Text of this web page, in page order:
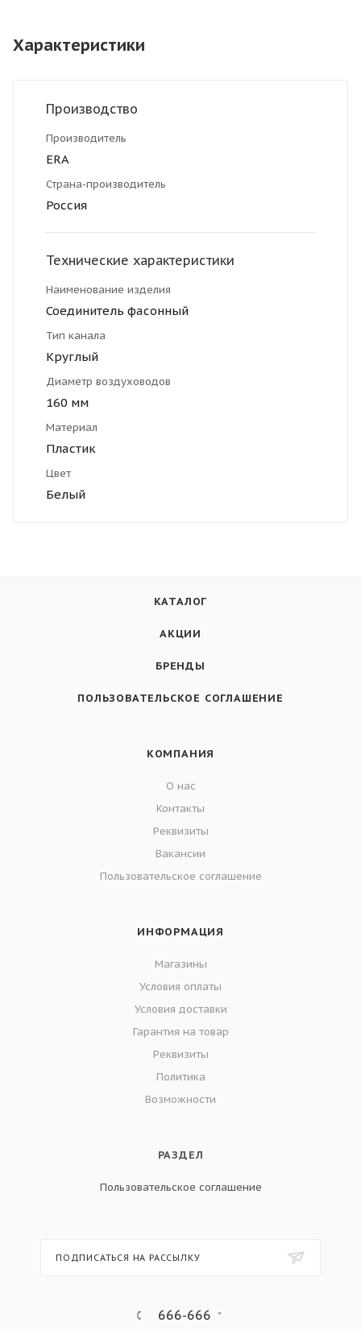
Характеристики
Производство
Производитель
ERA
Страна-производитель
Россия
Технические характеристики
Наименование изделия
Соединитель фасонный
Тип канала
Круглый
Диаметр воздуховодов
160 мм
Материал
Пластик
Цвет
Белый
КАТАЛОГ
АКЦИИ
БРЕНДЫ
ПОЛЬЗОВАТЕЛЬСКОЕ СОГЛАШЕНИЕ
КОМПАНИЯ
О нас
Контакты
Реквизиты
Вакансии
Пользовательское соглашение
ИНФОРМАЦИЯ
Магазины
Условия оплаты
Условия доставки
Гарантия на товар
Реквизиты
Политика
Возможности
РАЗДЕЛ
Пользовательское соглашение
ПОДПИСАТЬСЯ НА РАССЫЛКУ
666-666